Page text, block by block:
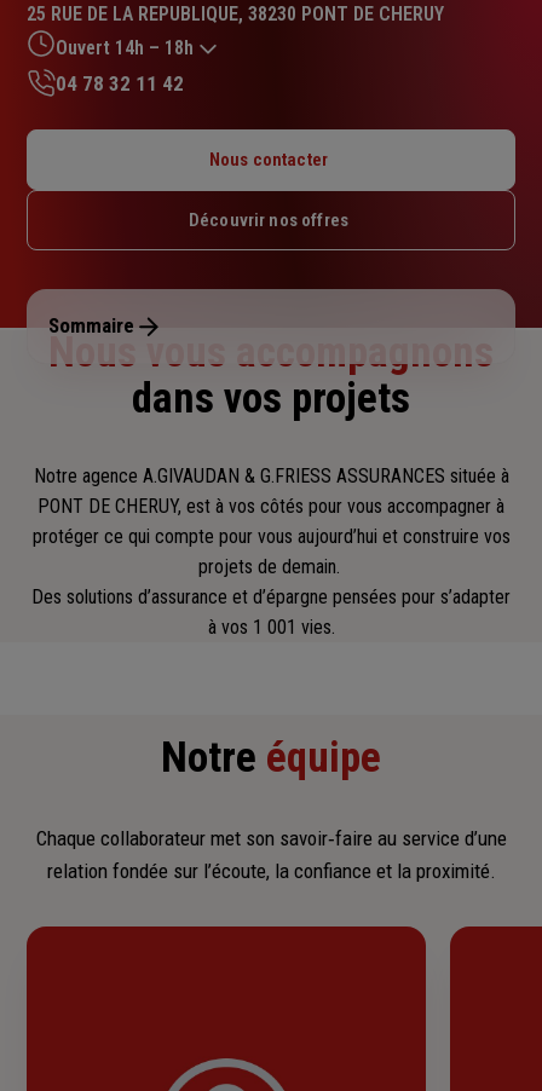
4.7
sur
5
étoiles
25 RUE DE LA REPUBLIQUE, 38230 PONT DE CHERUY
Ouvert 14h – 18h
Mardi : 09h – 12h / 14h – 18h
Jeudi : 09h – 12h / 14h – 18h
Dimanche : Fermé
04 78 32 11 42
Nous contacter
Découvrir nos offres
Sommaire
Nous vous accompagnons
dans vos projets
Notre agence A.GIVAUDAN & G.FRIESS ASSURANCES située à
PONT DE CHERUY, est à vos côtés pour vous accompagner à
protéger ce qui compte pour vous aujourd’hui et construire vos
projets de demain.
Des solutions d’assurance et d’épargne pensées pour s’adapter
à vos 1 001 vies.
Notre équipe
Chaque collaborateur met son savoir‑faire au service d’une
relation fondée sur l’écoute, la confiance et la proximité.